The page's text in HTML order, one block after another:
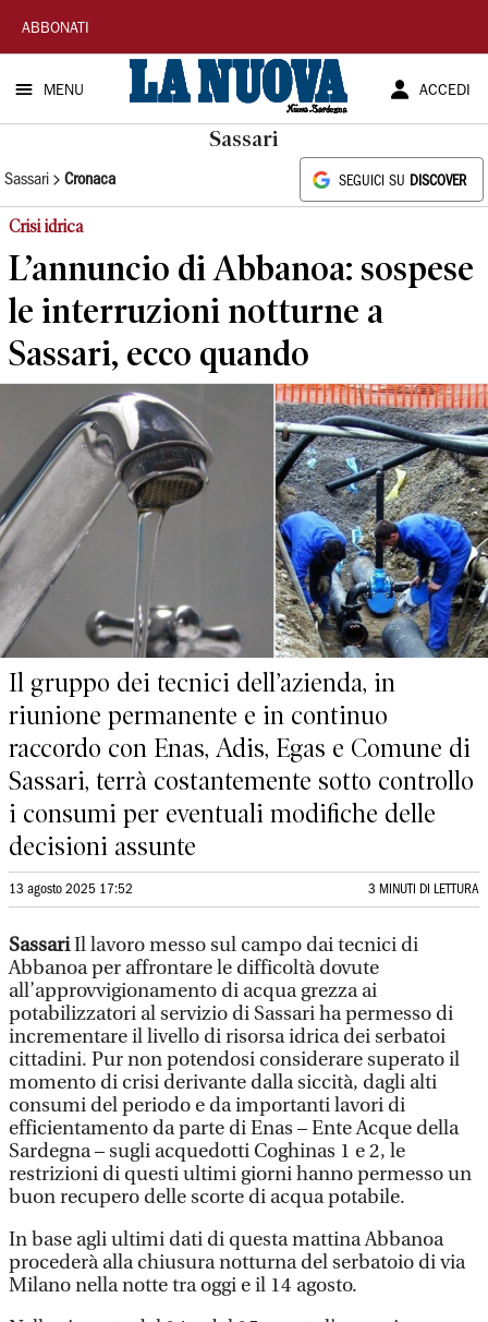
La
Nuova
Sardegna
ABBONATI
MENU ACCEDI
Sassari
Sassari Cronaca SEGUICI SU DISCOVER
Crisi idrica
L’annuncio di Abbanoa: sospese
le interruzioni notturne a
Sassari, ecco quando
Il gruppo dei tecnici dell’azienda, in
riunione permanente e in continuo
raccordo con Enas, Adis, Egas e Comune di
Sassari, terrà costantemente sotto controllo
i consumi per eventuali modifiche delle
decisioni assunte
13 agosto 2025 17:52 3 MINUTI DI LETTURA
SassariIl lavoro messo sul campo dai tecnici di
Abbanoa per affrontare le difficoltà dovute
all’approvvigionamento di acqua grezza ai
potabilizzatori al servizio di Sassari ha permesso di
incrementare il livello di risorsa idrica dei serbatoi
cittadini. Pur non potendosi considerare superato il
momento di crisi derivante dalla siccità, dagli alti
consumi del periodo e da importanti lavori di
efficientamento da parte di Enas – Ente Acque della
Sardegna – sugli acquedotti Coghinas 1 e 2, le
restrizioni di questi ultimi giorni hanno permesso un
buon recupero delle scorte di acqua potabile.
In base agli ultimi dati di questa mattina Abbanoa
procederà alla chiusura notturna del serbatoio di via
Milano nella notte tra oggi e il 14 agosto.